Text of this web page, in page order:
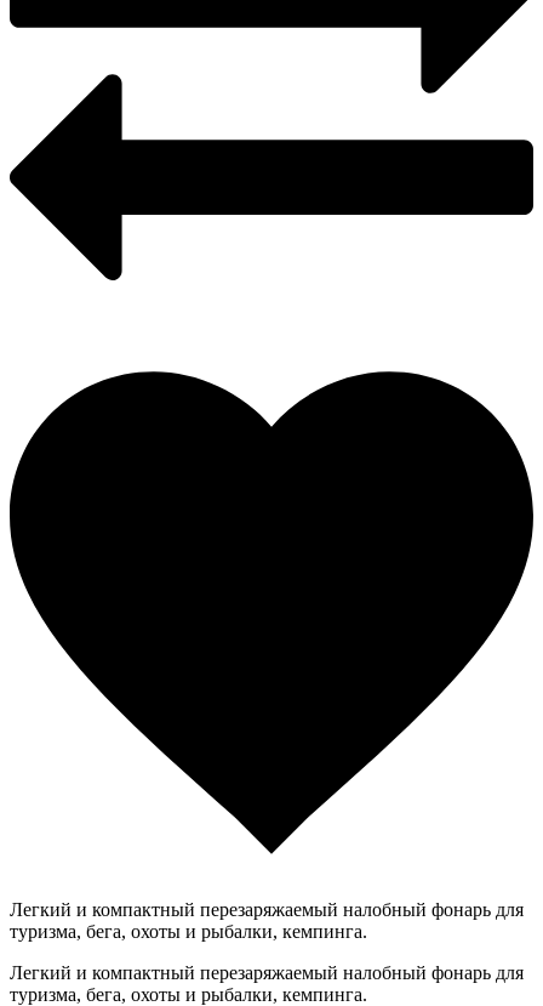
Легкий и компактный перезаряжаемый налобный фонарь для
туризма, бега, охоты и рыбалки, кемпинга.
Легкий и компактный перезаряжаемый налобный фонарь для
туризма, бега, охоты и рыбалки, кемпинга.